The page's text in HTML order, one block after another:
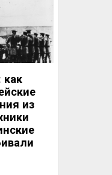
остается
должен...
как
из